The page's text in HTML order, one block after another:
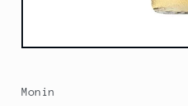
Medien
Modal
öffnen
Monin